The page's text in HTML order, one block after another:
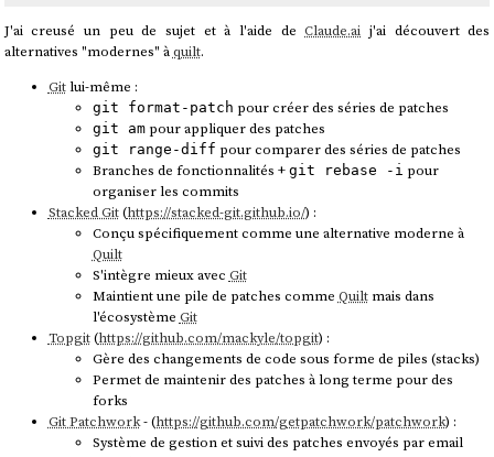
J'ai creusé un peu de sujet et à l'aide deClaude.ai j'ai découvert des
alternatives "modernes" àquilt.
Gitlui-même :
git format-patch pour créer des séries de patches
git ampour appliquer des patches
git range-diff pour comparer des séries de patches
Branches de fonctionnalités + git rebase -i pour
organiser les commits
Stacked Git(https://stacked-git.github.io/) :
Conçu spécifiquement comme une alternative moderne à
Quilt
S'intègre mieux avec Git
Maintient une pile de patches comme Quiltmais dans
l'écosystème Git
Topgit(https://github.com/mackyle/topgit) :
Gère des changements de code sous forme de piles (stacks)
Permet de maintenir des patches à long terme pour des
forks
Git Patchwork- (https://github.com/getpatchwork/patchwork) :
Système de gestion et suivi des patches envoyés par email